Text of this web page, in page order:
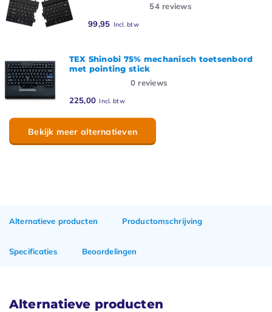
54reviews
99,95 Incl. btw
TEX Shinobi 75% mechanisch toetsenbord
met pointing stick
0 reviews
225,00 Incl. btw
Bekijk meer alternatieven
Alternatieve producten Productomschrijving
Specificaties Beoordelingen
Alternatieve producten